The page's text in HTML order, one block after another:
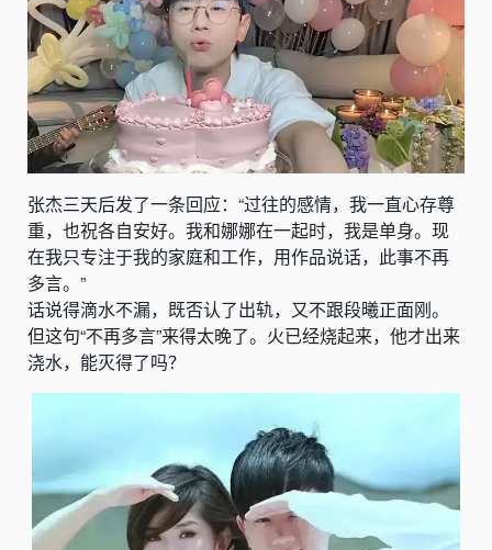
张杰三天后发了一条回应：“过往的感情，我一直心存尊
重，也祝各自安好。我和娜娜在一起时，我是单身。现
在我只专注于我的家庭和工作，用作品说话，此事不再
多言。”
话说得滴水不漏，既否认了出轨，又不跟段曦正面刚。
但这句“不再多言”来得太晚了。火已经烧起来，他才出来
浇水，能灭得了吗？